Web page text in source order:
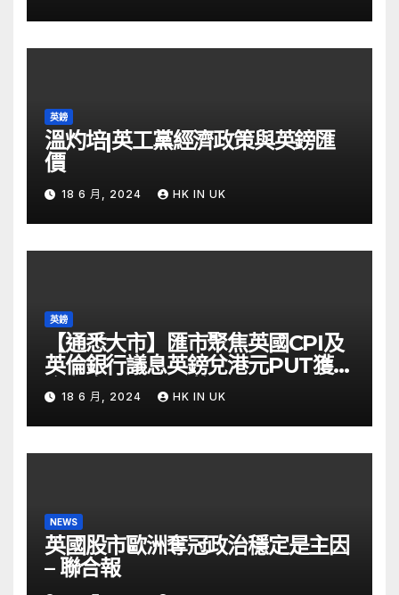
英鎊
溫灼培|英工黨經濟政策與英鎊匯
價
18 6 月, 2024 HK IN UK
英鎊
【通悉大市】匯市聚焦英國CPI及
英倫銀行議息英鎊兌港元PUT獲資
金留意 – Now 財經
18 6 月, 2024 HK IN UK
NEWS
英國股市歐洲奪冠政治穩定是主因
– 聯合報